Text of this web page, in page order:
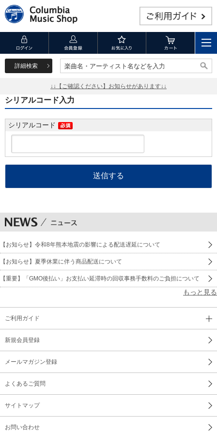
詳細検索 楽曲名・アーティスト名などを入力
楽曲名・アーティスト名などを入力
↓↓【ご確認ください】お知らせがあります↓↓
シリアルコード入力
シリアルコード
【お知らせ】令和8年熊本地震の影響による配送遅延について
【お知らせ】夏季休業に伴う商品配送について
【重要】「GMO後払い」お支払い延滞時の回収事務手数料のご負担について
もっと見る
ご利用ガイド
新規会員登録
メールマガジン登録
よくあるご質問
サイトマップ
お問い合わせ